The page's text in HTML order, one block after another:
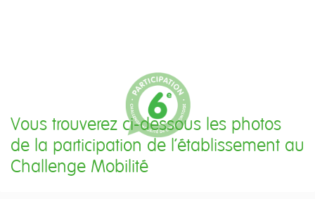
Vous trouverez ci-dessous les photos
de la participation de l'établissement au
Challenge Mobilité